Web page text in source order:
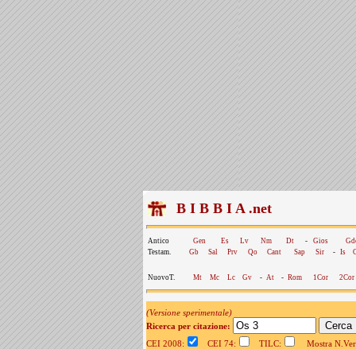
B I B B I A .net
Antico Gen Es Lv Nm Dt - Gios
Testam.
Gb Sal Prv Qo Cant Sap Sir - Is
NuovoT. Mt Mc Lc Gv - At - Rom 1Cor 2Cor
(Versione sperimentale)
Ricerca per citazione:
CEI 2008:
CEI 74: TILC: Mostra